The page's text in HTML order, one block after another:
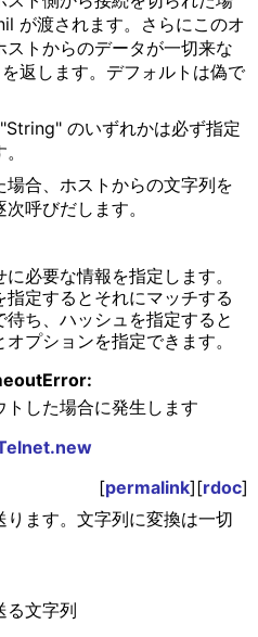
が渡されます。さらにこのオ
ストからのデータが一切来な
返します。デフォルトは偽で
のいずれかは必ず指定
場合、ホストからの文字列を
呼びだします。
必要な情報を指定します。
指定するとそれにマッチする
待ち、ハッシュを指定すると
オプションを指定できます。
トした場合に発生します
[permalink][rdoc]
ります。文字列に変換は一切
る文字列